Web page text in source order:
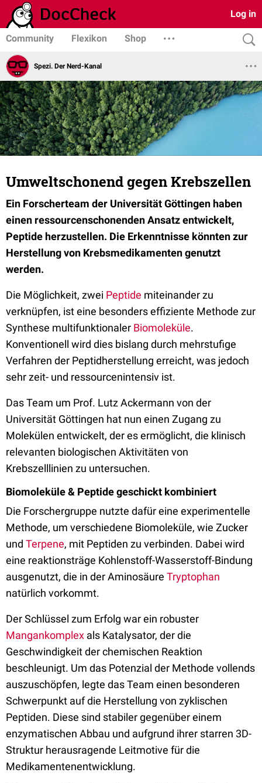
Log in
Community Flexikon Shop
Spezi. Der Nerd-Kanal
Umweltschonend gegen Krebszellen
Ein Forscherteam der Universität Göttingen haben
einen ressourcenschonenden Ansatz entwickelt,
Peptide herzustellen. Die Erkenntnisse könnten zur
Herstellung von Krebsmedikamenten genutzt
werden.
Die Möglichkeit, zwei Peptide miteinander zu
verknüpfen, ist eine besonders effiziente Methode zur
Synthese multifunktionaler Biomoleküle.
Konventionell wird dies bislang durch mehrstufige
Verfahren der Peptidherstellung erreicht, was jedoch
sehr zeit- und ressourcenintensiv ist.
Das Team um Prof. Lutz Ackermann von der
Universität Göttingen hat nun einen Zugang zu
Molekülen entwickelt, der es ermöglicht, die klinisch
relevanten biologischen Aktivitäten von
Krebszelllinien zu untersuchen.
Biomoleküle & Peptide geschickt kombiniert
Die Forschergruppe nutzte dafür eine experimentelle
Methode, um verschiedene Biomoleküle, wie Zucker
und Terpene, mit Peptiden zu verbinden. Dabei wird
eine reaktionsträge Kohlenstoff-Wasserstoff-Bindung
ausgenutzt, die in der Aminosäure Tryptophan
natürlich vorkommt.
Der Schlüssel zum Erfolg war ein robuster
Mangankomplex als Katalysator, der die
Geschwindigkeit der chemischen Reaktion
beschleunigt. Um das Potenzial der Methode vollends
auszuschöpfen, legte das Team einen besonderen
Schwerpunkt auf die Herstellung von zyklischen
Peptiden. Diese sind stabiler gegenüber einem
enzymatischen Abbau und aufgrund ihrer starren 3D-
Struktur herausragende Leitmotive für die
Medikamentenentwicklung.